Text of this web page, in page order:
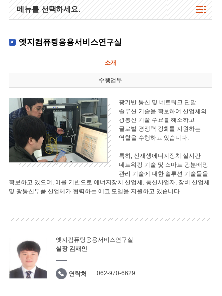
메뉴를 선택하세요.
엣지컴퓨팅응용서비스연구실
소개
수행업무
광기반 통신 및 네트워크 단말
솔루션 기술을 확보하여 산업체의
광통신 기술 수요를 해소하고
글로벌 경쟁력 강화를 지원하는
역할을 수행하고 있습니다.
특히, 신재생에너지장치 실시간
네트워킹 기술 및 스마트 광분배망
관리 기술에 대한 솔루션 기술들을
확보하고 있으며, 이를 기반으로 에너지장치 산업체, 통신사업자, 장비 산업체
및 광통신부품 산업체가 협력하는 에코 모델을 지원하고 있습니다.
엣지컴퓨팅응용서비스연구실
실장 김재인
연락처 062-970-6629